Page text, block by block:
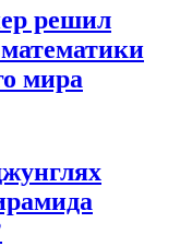
решил
мира